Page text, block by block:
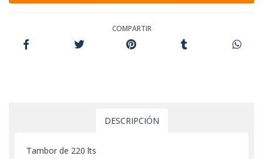
COMPARTIR
DESCRIPCIÓN
Tambor de 220 lts